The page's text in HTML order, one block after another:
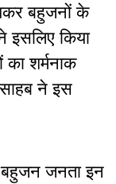
बहुजनों के
इसलिए किया
शर्मनाक
ने इस
बहुजन जनता इन